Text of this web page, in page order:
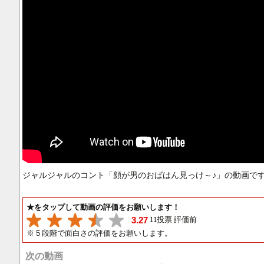
ジャルジャルのコント「顔が男のおばはん見っけ～♪」の動画で
★をタップして動画の評価をお願いします！
3.27 11投票 評価前
※５段階で面白さの評価をお願いします。
次の動画